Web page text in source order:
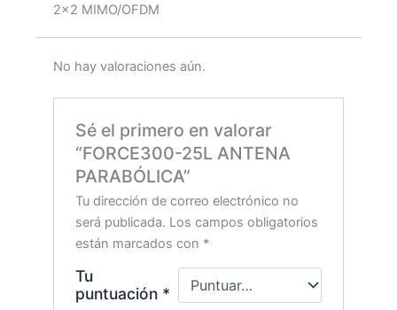
2×2 MIMO/OFDM
No hay valoraciones aún.
Sé el primero en valorar
“FORCE300-25L ANTENA
PARABÓLICA”
Tu dirección de correo electrónico no
será publicada. Los campos obligatorios
están marcados con *
Tu
puntuación *